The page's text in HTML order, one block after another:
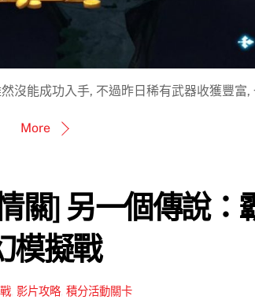
沒能成功入手, 不過昨日稀有武器收獲豐富
More
關] 另一個傳說：
模擬戰
, 影片攻略, 積分活動關卡